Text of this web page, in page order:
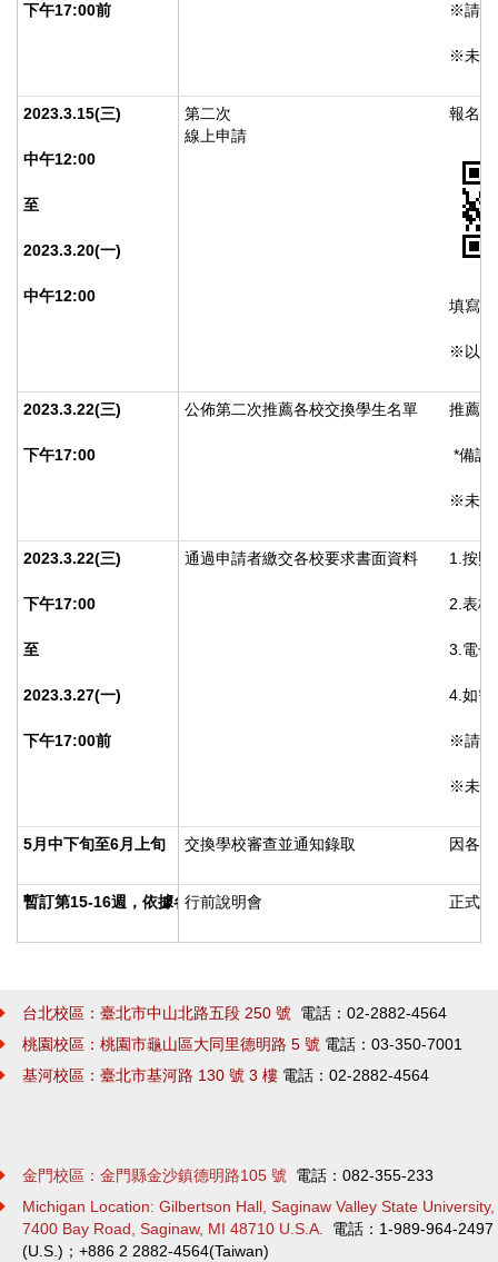
※請詳
※未提
第二次
線上申請
報名
填寫
※以上
公佈第二次推薦各校交換學生名單 推薦
*備註
※未提
通過申請者繳交各校要求書面資料 1.按照
2.表格
3.電子
4.如需
※請詳
※未提
交換學校審查並通知錄取 因各
行前說明會 正式
下午17:00前
2023.3.15(三)
中午12:00
至
2023.3.20(一)
中午12:00
2023.3.22(三)
下午17:00
2023.3.22(三)
下午17:00
至
2023.3.27(一)
下午17:00前
5月中下旬至6月上旬
暫訂第15-16週，依據各校審查狀況，另行通知。
台北校區：臺北市中山北路五段 250 號
電話：02-2882-4564
桃園校區：桃園市龜山區大同里德明路 5 號 電話：03-350-7001
基河校區：臺北市基河路 130 號 3 樓 電話：02-2882-4564
金門校區：金門縣金沙鎮德明路105 號
電話：082-355-233
Michigan Location: Gilbertson Hall, Saginaw Valley State University,
7400 Bay Road, Saginaw, MI 48710 U.S.A.
電話：1-989-964-2497
(U.S.)；+886 2 2882-4564(Taiwan)